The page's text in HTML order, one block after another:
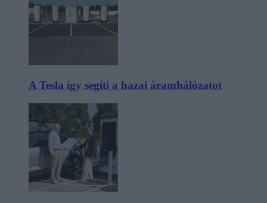
A Tesla így segíti a hazai áramhálózatot